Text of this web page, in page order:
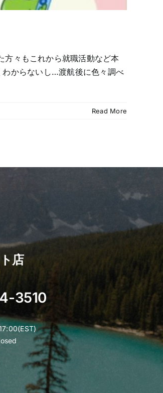
々もこれから就職活動など本
わからないし…渡航後に色々調べ
Read More
店
3510